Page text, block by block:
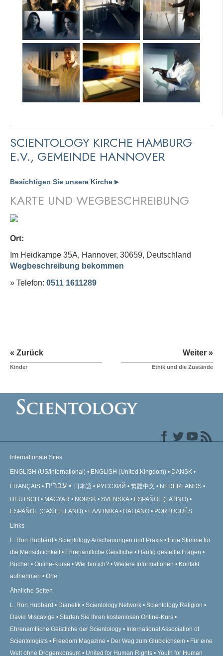
SCIENTOLOGY KIRCHE HAMBURG
E.V., GEMEINDE HANNOVER
Besichtigen Sie unsere Kirche ▶
KARTE UND WEGBESCHREIBUNG
Ort:
Im Heidkampe 35A, Hannover, 30659, Deutschland
Wegbeschreibung bekommen
» Telefon: 0511 1611289
« Zurück
Kinder
Weiter »
Ethik und die Zustände
Internationale Sites
ENGLISH (US/International) ENGLISH (United Kingdom) DANSK
FRANÇAIS עברית 日本語 РУССКИЙ 繁體中文
NEDERLANDS
DEUTSCH
MAGYAR NORSK SVENSKA
ESPAÑOL (LATINO)
ESPAÑOL (CASTELLANO)
ΕΛΛΗΝΙΚA ITALIANO PORTUGUÊS
Links
L. Ron Hubbard Scientology Anschauungen und Praxis
Eine Stimme für
die Menschlichkeit
Ehrenamtliche Geistliche
Häufig gestellte Fragen
Bücher
Online-Kurse Wer bin ich? Weitere Informationen
Kontakt
aufnehmen
Orte
Ähnliche Seiten
L. Ron Hubbard Dianetik Scientology Network
Scientology Religion
David Miscavige
Starten Sie Ihren kostenlosen Online-Kurs
Ehrenamtliche Geistliche der Scientology
International Association of
Scientologists
Freedom Magazine Der Weg zum Glücklichsein
Für eine
Welt ohne Drogenkonsum
United for Human Rights Youth for Human